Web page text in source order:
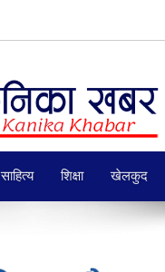
साहित्य शिक्षा खेलकुद